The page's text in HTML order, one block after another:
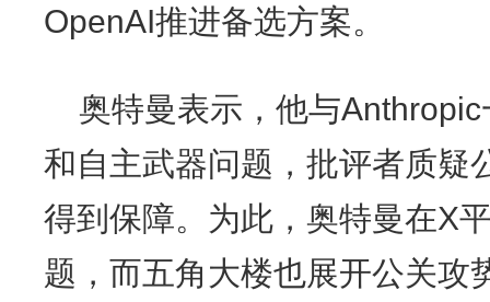
OpenAI推进备选方案。
奥特曼表示，他与
和自主武器问题，批评者质疑
得到保障。为此，奥特曼在X
题，而五角大楼也展开公关攻